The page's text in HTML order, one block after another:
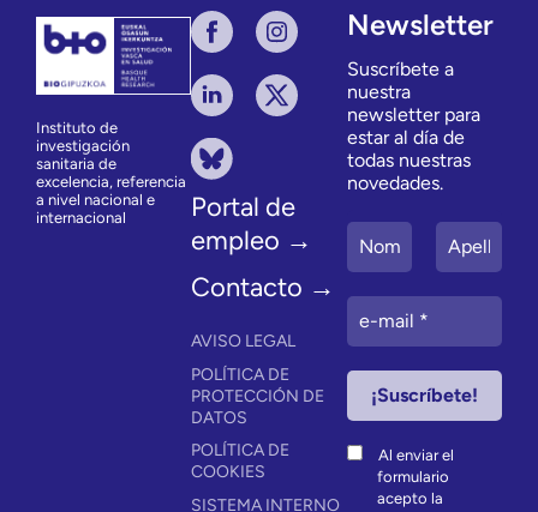
Instituto de
investigación
sanitaria de
excelencia, referencia
a nivel nacional e
internacional
Portal de
empleo →
Contacto →
AVISO LEGAL
POLÍTICA DE
PROTECCIÓN DE
DATOS
POLÍTICA DE
COOKIES
SISTEMA INTERNO
Newsletter
Suscríbete a
nuestra
newsletter para
estar al día de
todas nuestras
novedades.
Al enviar el
formulario
acepto la